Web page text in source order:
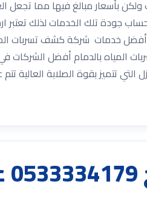
بأسعار مبالغ فيها مما تجعل
جودة تلك الخدمات لذلك
خدمات شركة كشف تسربات
المياه بالدمام أفضل الشركات
تتميز بقوة الصلابة